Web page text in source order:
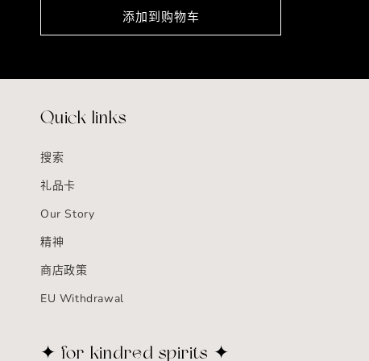
价
格
添加到购物车
Quick links
搜索
礼品卡
Our Story
精神
商店政策
EU Withdrawal
✦ for kindred spirits ✦